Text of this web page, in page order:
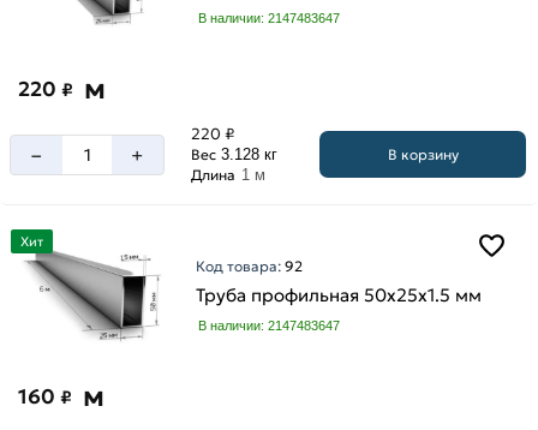
В наличии: 2147483647
220 ₽ м
– +
220 ₽
Вес 3.128 кг
Длина 1 м
В корзину
Хит
Код товара:92
Труба профильная 50х25х1.5 мм
В наличии: 2147483647
160 ₽ м